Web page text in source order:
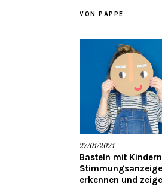
VON PAPPE
27/01/2021
Basteln mit
erkennen und